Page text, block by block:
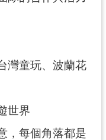
灣童玩、波蘭花
世界
，每個角落都是